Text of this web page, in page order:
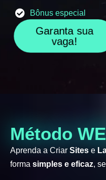
Bônus especial
Garanta sua
vaga!
Método
Aprenda a Criar Sites e
forma simples e eficaz,